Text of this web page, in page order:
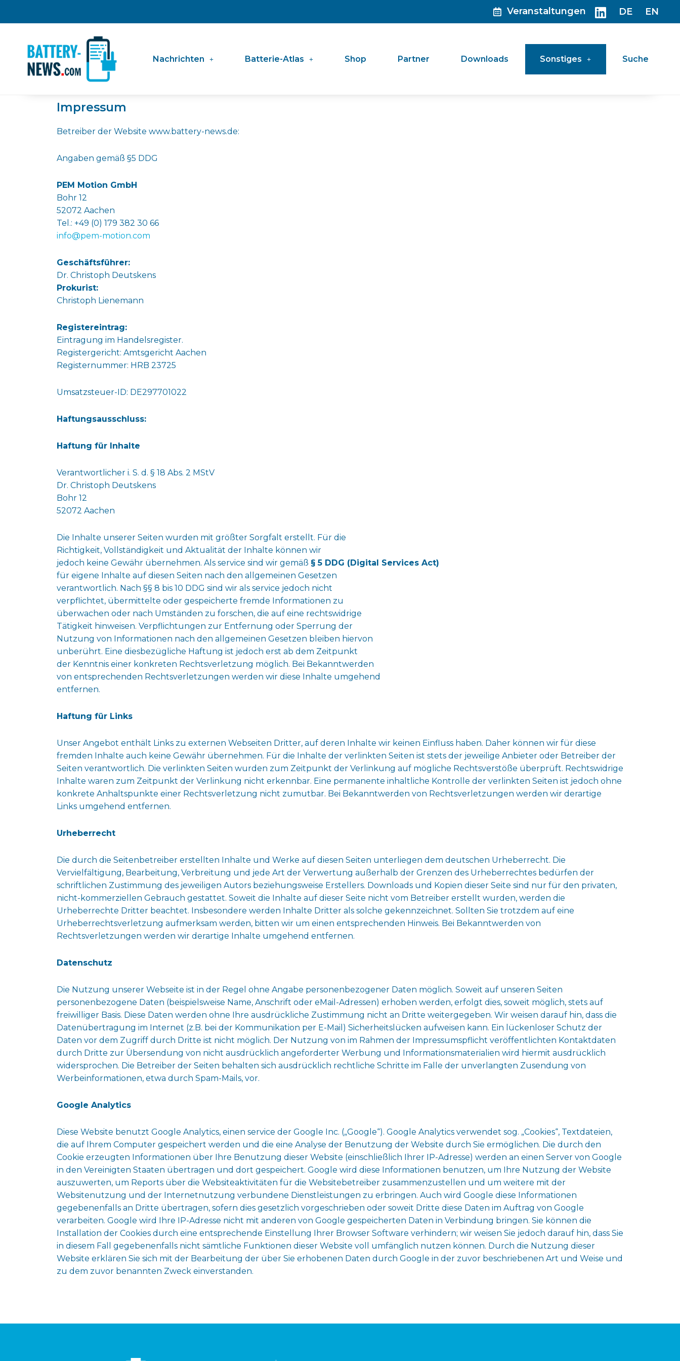
Veranstaltungen DE EN
Nachrichten Batterie-Atlas Shop Partner Downloads Sonstiges Suche
Impressum
Betreiber der Website www.battery-news.de:
Angaben gemäß §5 DDG
PEM Motion GmbH
Bohr 12
52072 Aachen
Tel.: +49 (0) 179 382 30 66
info@pem-motion.com
Geschäftsführer:
Dr. Christoph Deutskens
Prokurist:
Christoph Lienemann
Registereintrag:
Eintragung im Handelsregister.
Registergericht: Amtsgericht Aachen
Registernummer: HRB 23725
Umsatzsteuer-ID: DE297701022
Haftungsausschluss:
Haftung für Inhalte
Verantwortlicher i. S. d. § 18 Abs. 2 MStV
Dr. Christoph Deutskens
Bohr 12
52072 Aachen
Die Inhalte unserer Seiten wurden mit größter Sorgfalt erstellt. Für die
Richtigkeit, Vollständigkeit und Aktualität der Inhalte können wir
jedoch keine Gewähr übernehmen. Als service sind wir gemäß § 5 DDG (Digital Services Act)
für eigene Inhalte auf diesen Seiten nach den allgemeinen Gesetzen
verantwortlich. Nach §§ 8 bis 10 DDG sind wir als service jedoch nicht
verpflichtet, übermittelte oder gespeicherte fremde Informationen zu
überwachen oder nach Umständen zu forschen, die auf eine rechtswidrige
Tätigkeit hinweisen. Verpflichtungen zur Entfernung oder Sperrung der
Nutzung von Informationen nach den allgemeinen Gesetzen bleiben hiervon
unberührt. Eine diesbezügliche Haftung ist jedoch erst ab dem Zeitpunkt
der Kenntnis einer konkreten Rechtsverletzung möglich. Bei Bekanntwerden
von entsprechenden Rechtsverletzungen werden wir diese Inhalte umgehend
entfernen.
Haftung für Links
Unser Angebot enthält Links zu externen Webseiten Dritter, auf deren Inhalte wir keinen Einfluss haben. Daher können wir für diese
fremden Inhalte auch keine Gewähr übernehmen. Für die Inhalte der verlinkten Seiten ist stets der jeweilige Anbieter oder Betreiber der
Seiten verantwortlich. Die verlinkten Seiten wurden zum Zeitpunkt der Verlinkung auf mögliche Rechtsverstöße überprüft. Rechtswidrige
Inhalte waren zum Zeitpunkt der Verlinkung nicht erkennbar. Eine permanente inhaltliche Kontrolle der verlinkten Seiten ist jedoch ohne
konkrete Anhaltspunkte einer Rechtsverletzung nicht zumutbar. Bei Bekanntwerden von Rechtsverletzungen werden wir derartige
Links umgehend entfernen.
Urheberrecht
Die durch die Seitenbetreiber erstellten Inhalte und Werke auf diesen Seiten unterliegen dem deutschen Urheberrecht. Die
Vervielfältigung, Bearbeitung, Verbreitung und jede Art der Verwertung außerhalb der Grenzen des Urheberrechtes bedürfen der
schriftlichen Zustimmung des jeweiligen Autors beziehungsweise Erstellers. Downloads und Kopien dieser Seite sind nur für den privaten,
nicht-kommerziellen Gebrauch gestattet. Soweit die Inhalte auf dieser Seite nicht vom Betreiber erstellt wurden, werden die
Urheberrechte Dritter beachtet. Insbesondere werden Inhalte Dritter als solche gekennzeichnet. Sollten Sie trotzdem auf eine
Urheberrechtsverletzung aufmerksam werden, bitten wir um einen entsprechenden Hinweis. Bei Bekanntwerden von
Rechtsverletzungen werden wir derartige Inhalte umgehend entfernen.
Datenschutz
Die Nutzung unserer Webseite ist in der Regel ohne Angabe personenbezogener Daten möglich. Soweit auf unseren Seiten
personenbezogene Daten (beispielsweise Name, Anschrift oder eMail-Adressen) erhoben werden, erfolgt dies, soweit möglich, stets auf
freiwilliger Basis. Diese Daten werden ohne Ihre ausdrückliche Zustimmung nicht an Dritte weitergegeben. Wir weisen darauf hin, dass die
Datenübertragung im Internet (z.B. bei der Kommunikation per E-Mail) Sicherheitslücken aufweisen kann. Ein lückenloser Schutz der
Daten vor dem Zugriff durch Dritte ist nicht möglich. Der Nutzung von im Rahmen der Impressumspflicht veröffentlichten Kontaktdaten
durch Dritte zur Übersendung von nicht ausdrücklich angeforderter Werbung und Informationsmaterialien wird hiermit ausdrücklich
widersprochen. Die Betreiber der Seiten behalten sich ausdrücklich rechtliche Schritte im Falle der unverlangten Zusendung von
Werbeinformationen, etwa durch Spam-Mails, vor.
Google Analytics
Diese Website benutzt Google Analytics, einen service der Google Inc. („Google“). Google Analytics verwendet sog. „Cookies“, Textdateien,
die auf Ihrem Computer gespeichert werden und die eine Analyse der Benutzung der Website durch Sie ermöglichen. Die durch den
Cookie erzeugten Informationen über Ihre Benutzung dieser Website (einschließlich Ihrer IP-Adresse) werden an einen Server von Google
in den Vereinigten Staaten übertragen und dort gespeichert. Google wird diese Informationen benutzen, um Ihre Nutzung der Website
auszuwerten, um Reports über die Websiteaktivitäten für die Websitebetreiber zusammenzustellen und um weitere mit der
Websitenutzung und der Internetnutzung verbundene Dienstleistungen zu erbringen. Auch wird Google diese Informationen
gegebenenfalls an Dritte übertragen, sofern dies gesetzlich vorgeschrieben oder soweit Dritte diese Daten im Auftrag von Google
verarbeiten. Google wird Ihre IP-Adresse nicht mit anderen von Google gespeicherten Daten in Verbindung bringen. Sie können die
Installation der Cookies durch eine entsprechende Einstellung Ihrer Browser Software verhindern; wir weisen Sie jedoch darauf hin, dass Sie
in diesem Fall gegebenenfalls nicht sämtliche Funktionen dieser Website voll umfänglich nutzen können. Durch die Nutzung dieser
Website erklären Sie sich mit der Bearbeitung der über Sie erhobenen Daten durch Google in der zuvor beschriebenen Art und Weise und
zu dem zuvor benannten Zweck einverstanden.